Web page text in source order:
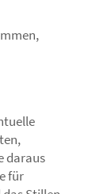
daraus
für